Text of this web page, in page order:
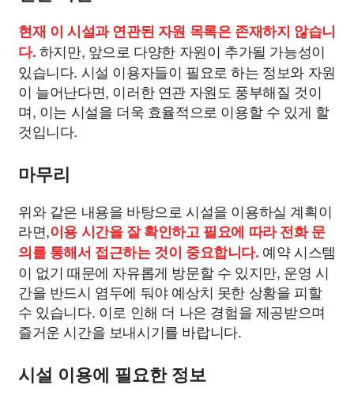
현재 이 시설과 연관된 자원 목록은 존재하지 않습니
다.하지만, 앞으로 다양한 자원이 추가될 가능성이
있습니다. 시설 이용자들이 필요로 하는 정보와 자원
이 늘어난다면, 이러한 연관 자원도 풍부해질 것이
며, 이는 시설을 더욱 효율적으로 이용할 수 있게 할
것입니다.
마무리
위와 같은 내용을 바탕으로 시설을 이용하실 계획이
라면,이용 시간을 잘 확인하고 필요에 따라 전화 문
의를 통해서 접근하는 것이 중요합니다. 예약 시스템
이 없기 때문에 자유롭게 방문할 수 있지만, 운영 시
간을 반드시 염두에 둬야 예상치 못한 상황을 피할
수 있습니다. 이로 인해 더 나은 경험을 제공받으며
즐거운 시간을 보내시기를 바랍니다.
시설 이용에 필요한 정보